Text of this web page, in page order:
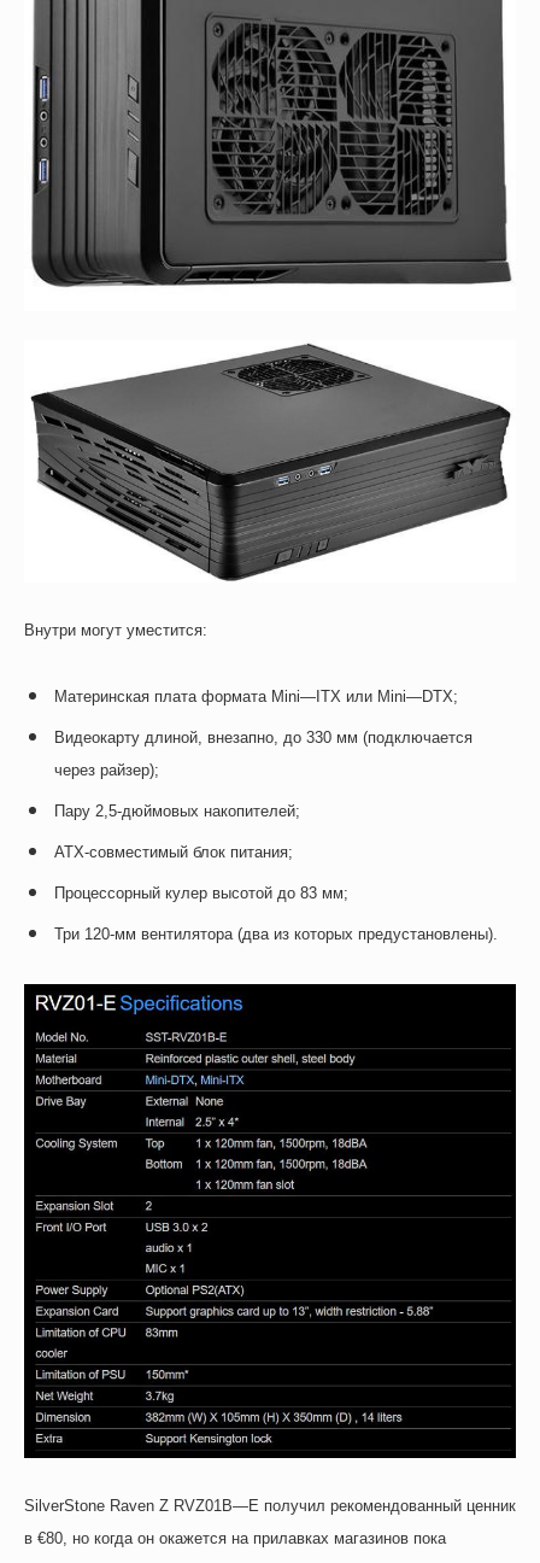
Внутри могут уместится:
Материнская плата формата Mini— ITX или Mini—DTX;
Видеокарту длиной, внезапно, до 330 мм (подключается
через райзер);
Пару 2,5-дюймовых накопителей;
ATX-совместимый блок питания;
Процессорный кулер высотой до 83 мм;
Три 120-мм вентилятора (два из которых предустановлены).
SilverStone Raven Z RVZ01 B—E получил рекомендованный ценник
в €80, но когда он окажется на прилавках магазинов пока